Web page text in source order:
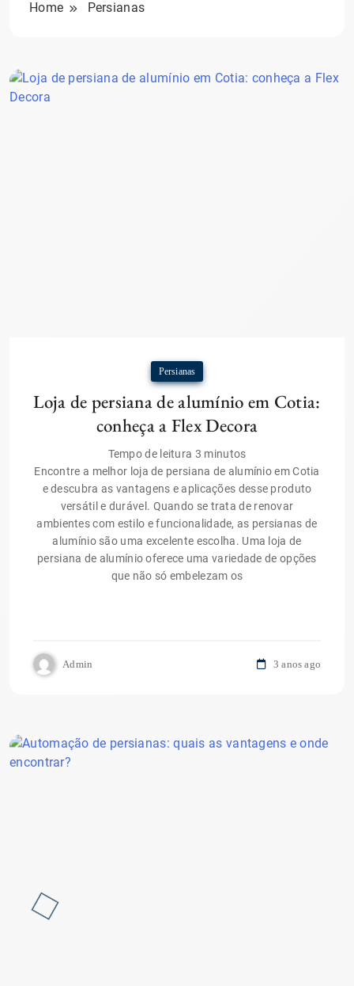
Home Persianas
Persianas
Loja de persiana de alumínio em Cotia:
conheça a Flex Decora
Tempo de leitura 3 minutos
Encontre a melhor loja de persiana de alumínio em Cotia
e descubra as vantagens e aplicações desse produto
versátil e durável. Quando se trata de renovar
ambientes com estilo e funcionalidade, as persianas de
alumínio são uma excelente escolha. Uma loja de
persiana de alumínio oferece uma variedade de opções
que não só embelezam os
Admin 3 anos ago